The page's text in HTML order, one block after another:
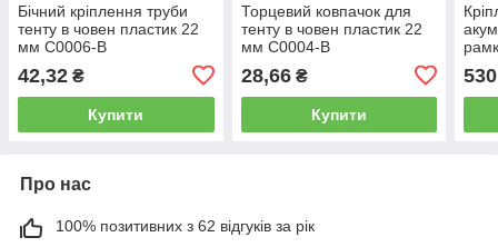
Бічний кріплення труби
тенту в човен пластик 22
мм C0006-B
42,32 ₴
Купити
Торцевий ковпачок для
тенту в човен пластик 22
мм C0004-B
28,66₴
Купити
Про нас
100% позитивних з 62 відгуків за рік